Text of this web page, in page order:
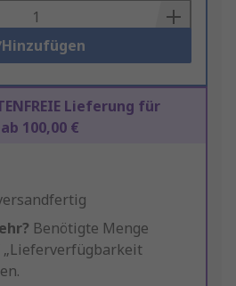
Hinzufügen
Lieferung für
100,00 €
Benötigte Menge